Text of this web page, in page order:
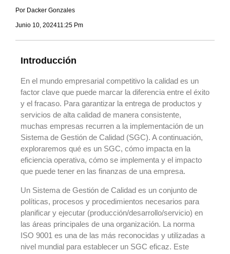
Por Dacker Gonzales
Junio 10, 202411:25 Pm
Introducción
En el mundo empresarial competitivo la calidad es un
factor clave que puede marcar la diferencia entre el éxito
y el fracaso. Para garantizar la entrega de productos y
servicios de alta calidad de manera consistente,
muchas empresas recurren a la implementación de un
Sistema de Gestión de Calidad (SGC). A continuación,
exploraremos qué es un SGC, cómo impacta en la
eficiencia operativa, cómo se implementa y el impacto
que puede tener en las finanzas de una empresa.
Un Sistema de Gestión de Calidad es un conjunto de
políticas, procesos y procedimientos necesarios para
planificar y ejecutar (producción/desarrollo/servicio) en
las áreas principales de una organización. La norma
ISO 9001 es una de las más reconocidas y utilizadas a
nivel mundial para establecer un SGC eficaz. Este